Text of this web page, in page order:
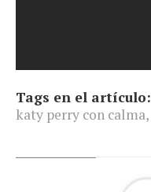
Tags en el artículo:
katy perry con calma,